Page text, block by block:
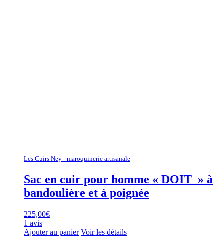
Les Cuirs Ney - maroquinerie artisanale
Sac en cuir pour homme « DOIT » à
bandoulière et à poignée
225,00€
1 avis
Ajouter au panier Voir les détails